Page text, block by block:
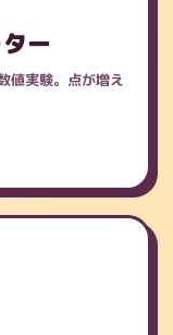
ー
値実験。点が増え